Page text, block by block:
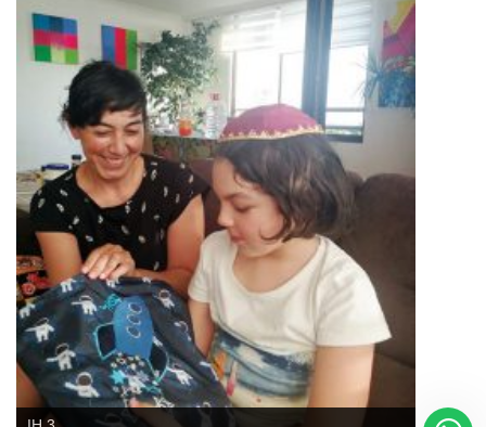
Regístrate aquí para recibir la
revista mensualmente.
?